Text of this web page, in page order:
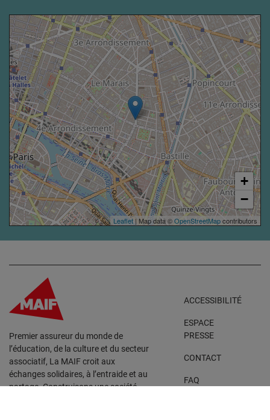
+
−
Leaflet| Map data ©OpenStreetMapcontributors
Premier assureur du monde de
l’éducation, de la culture et du secteur
associatif, La MAIF croit aux
échanges solidaires, à l’entraide et au
partage. Construisons une société
ACCESSIBILITÉ
ESPACE
PRESSE
CONTACT
FAQ